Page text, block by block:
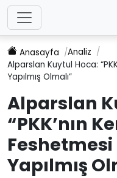
Anasayfa
Analiz
Alparslan Kuytul Hoca:
Yapılmış Olmalı”
Alparslan
“PKK’nın
Feshetmesi
Yapılmış